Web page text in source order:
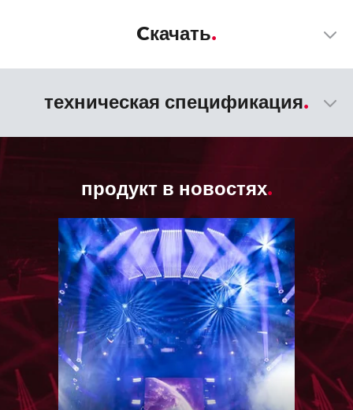
Cкачать
техническая спецификация
продукт в новостях